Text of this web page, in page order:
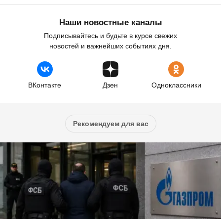
Наши новостные каналы
Подписывайтесь и будьте в курсе свежих
новостей и важнейших событиях дня.
ВКонтакте Дзен Одноклассники
Рекомендуем для вас